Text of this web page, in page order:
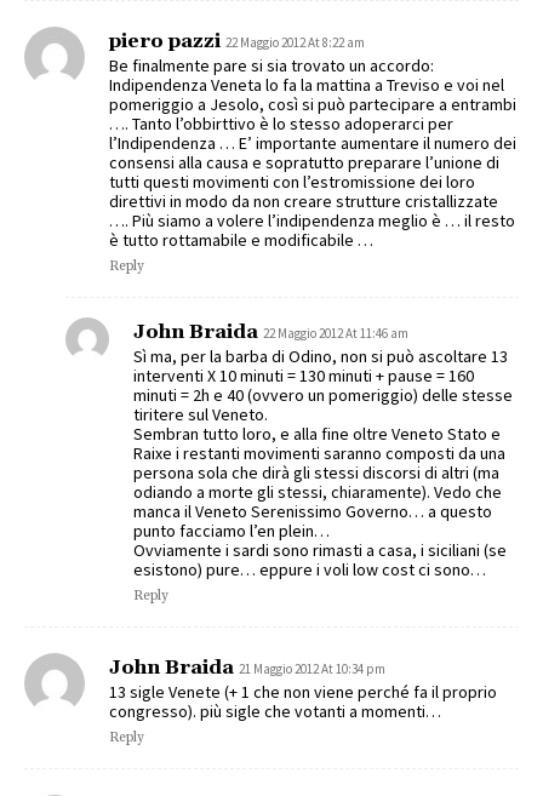
piero pazzi 22 Maggio 2012 At 8:22 am
Be finalmente pare si sia trovato un accordo:
Indipendenza Veneta lo fa la mattina a Treviso e voi nel
pomeriggio a Jesolo, così si può partecipare a entrambi
…. Tanto l’obbirttivo è lo stesso adoperarci per
l’Indipendenza … E’ importante aumentare il numero dei
consensi alla causa e sopratutto preparare l’unione di
tutti questi movimenti con l’estromissione dei loro
direttivi in modo da non creare strutture cristallizzate
…. Più siamo a volere l’indipendenza meglio è … il resto
è tutto rottamabile e modificabile …
Reply
John Braida 22 Maggio 2012 At 11:46 am
Sì ma, per la barba di Odino, non si può ascoltare 13
interventi X 10 minuti = 130 minuti + pause = 160
minuti = 2h e 40 (ovvero un pomeriggio) delle stesse
tiritere sul Veneto.
Sembran tutto loro, e alla fine oltre Veneto Stato e
Raixe i restanti movimenti saranno composti da una
persona sola che dirà gli stessi discorsi di altri (ma
odiando a morte gli stessi, chiaramente). Vedo che
manca il Veneto Serenissimo Governo… a questo
punto facciamo l’en plein…
Ovviamente i sardi sono rimasti a casa, i siciliani (se
esistono) pure… eppure i voli low cost ci sono…
Reply
John Braida 21 Maggio 2012 At 10:34 pm
13 sigle Venete (+ 1 che non viene perché fa il proprio
congresso). più sigle che votanti a momenti…
Reply